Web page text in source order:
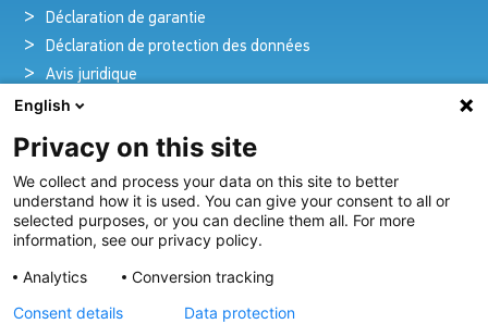
Déclaration de garantie
Déclaration de protection des données
Avis juridique
Pionniers de la brillance et de l'innovation
nautique
Depuis plus de 100 ans, nous créons et fournissons avec
passion des solutions d'éclairage innovantes pour tous les
secteurs de l'industrie maritime.
English
Privacy on this site
We collect and process your data on this site to better
understand how it is used. You can give your consent to all or
selected purposes, or you can decline them all. For more
information, see our privacy policy.
Analytics
Conversion tracking
Consent details
Data protection